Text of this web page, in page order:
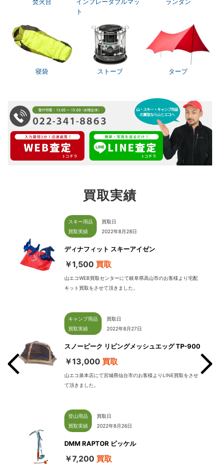
焚火台
インフレータブルマッ
ト
ランタン
寝袋 ストーブ タープ
買取実績
スキー用品
買取実績
買取日
2022年8月28日
ディナフィット スキーアイゼン
￥1,500 買取
山エコWEB買取センターにて岐阜県高山市のお客様より宅配
キット買取をさせて頂きました。
キャンプ用品
買取実績
買取日
2022年8月27日
スノーピーク リビングメッシュエッグ TP-900
￥13,000 買取
山エコ泉本店にて宮城県仙台市のお客様よりLINE買取をさせ
て頂きました。
登山用品
買取実績
買取日
2022年8月26日
DMM RAPTOR ピッケル
￥7,200 買取